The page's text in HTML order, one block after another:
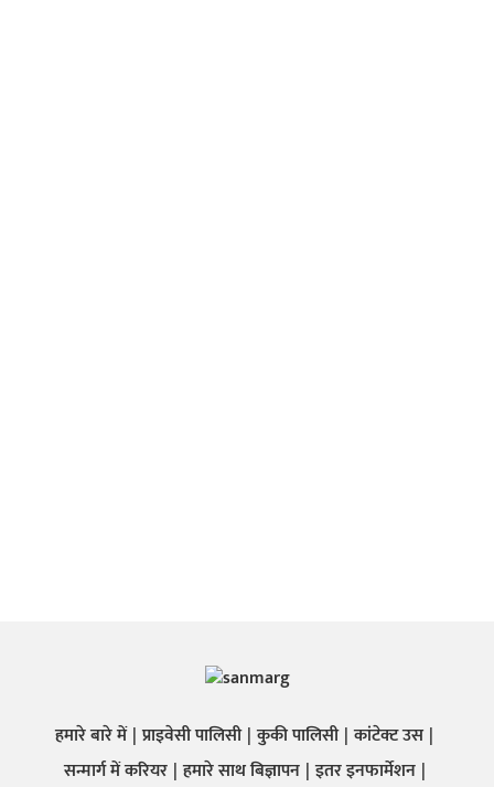
हमारे बारे में प्राइवेसी पालिसी कुकी पालिसी कांटेक्ट उस
सन्मार्ग में करियर हमारे साथ बिज्ञापन इतर इनफार्मेशन